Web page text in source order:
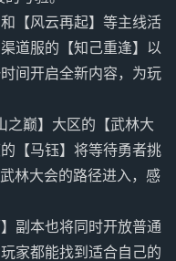
【风云再起】等主线活
道服的【知己重逢】以
间开启全新内容，为玩
之巅】大区的【武林大
【马钰】将等待勇者挑
林大会的路径进入，感
副本也将同时开放普通
家都能找到适合自己的